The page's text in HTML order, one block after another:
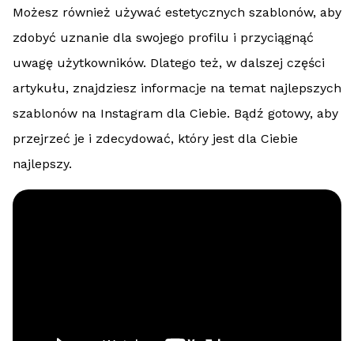
Możesz również używać estetycznych szablonów, aby
zdobyć uznanie dla swojego profilu i przyciągnąć
uwagę użytkowników. Dlatego też, w dalszej części
artykułu, znajdziesz informacje na temat najlepszych
szablonów na Instagram dla Ciebie. Bądź gotowy, aby
przejrzeć je i zdecydować, który jest dla Ciebie
najlepszy.